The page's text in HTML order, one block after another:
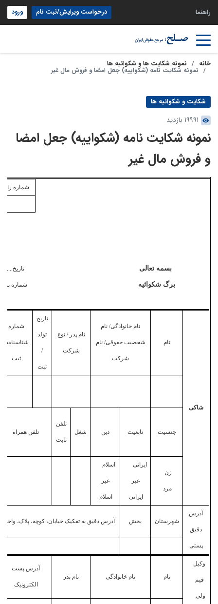
راهنما درخواست ویرایش/ثبت نام ورود
خانه نمونه شکایت ها و شکوائیه ها
نمونه شکایت نامه (شکواییه) جعل امضا و فروش مال غیر
شکایت و شکوائیه ها
19991 بازدید
نمونه شکایت نامه (شکواییه) جعل امضا
و فروش مال غیر
بسمه تعالی
برگ شکوائیه
شماره رایانه
شماره
شاکی
نام
نام خانوادگی/ نام
شخصیت حقوقی/ نام
شرکت
نام پدر / نوع
شرکت
تاریخ
تولد
/
ثبت
شماره
شناسنامه/
ثبت
جنسیت تابعیت دین شغل
تلفن
ثابت
تلفن همراه
زن
مرد
ایرانی
غیر
ایرانی
اسلام
غیر
اسلام
آدرس
دقیق
پستی
شهرستان بخش آدرس دقیق به تفکیک خیابان، کوچه، پلاک، واحد
وکیل
ولی
نام نام خانوادگی نام پدر
آدرس پست
الکترونیک